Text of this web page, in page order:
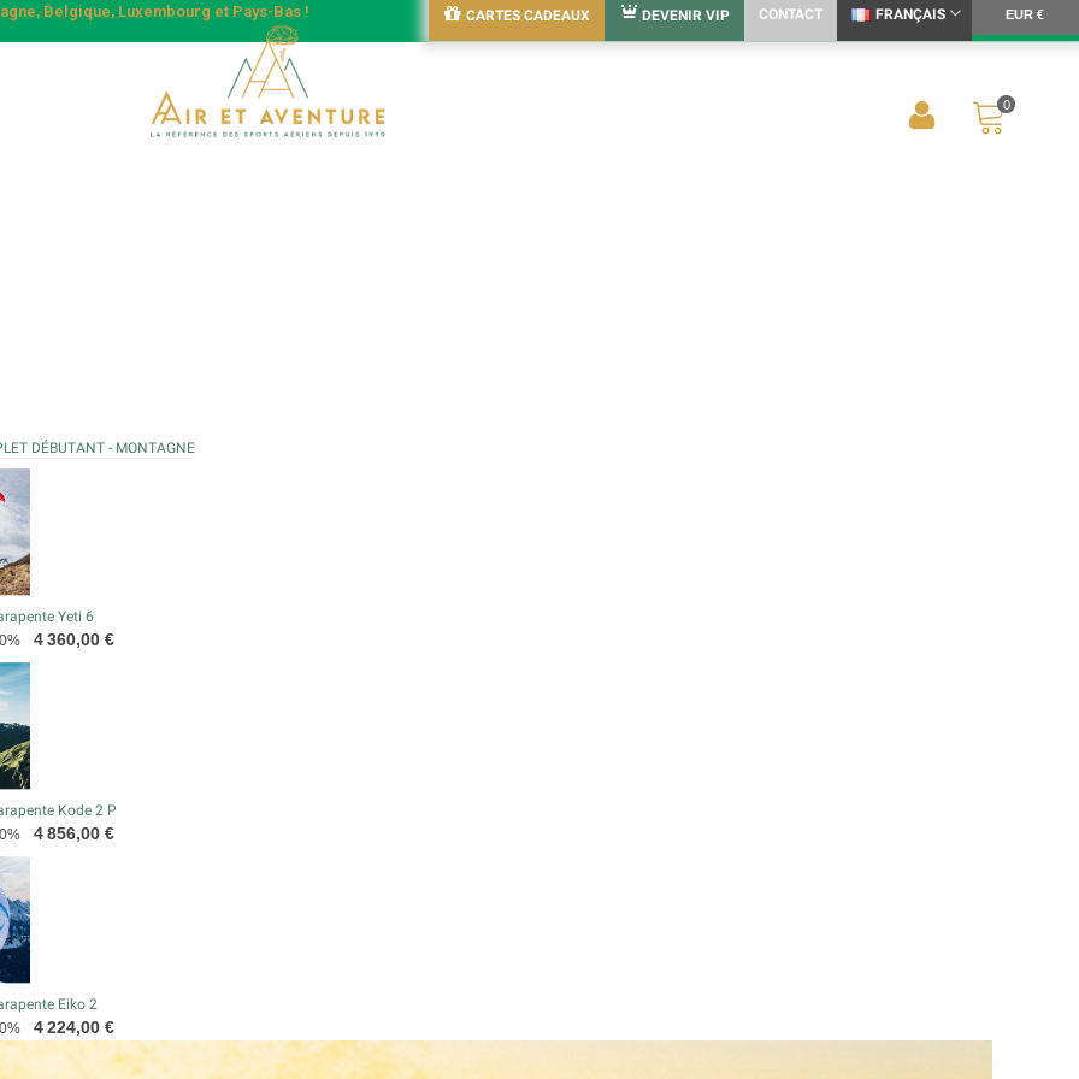
Belgique, Luxembourg et Pays-Bas ! CARTES CADEAUX DEVENIR VIP CONTACT FRANÇAIS EUR €
0
DÉBUTANT - MONTAGNE
Yeti 6
Prix
4 360,00 €
Kode 2 P
Prix
4 856,00 €
Eiko 2
Prix
4 224,00 €